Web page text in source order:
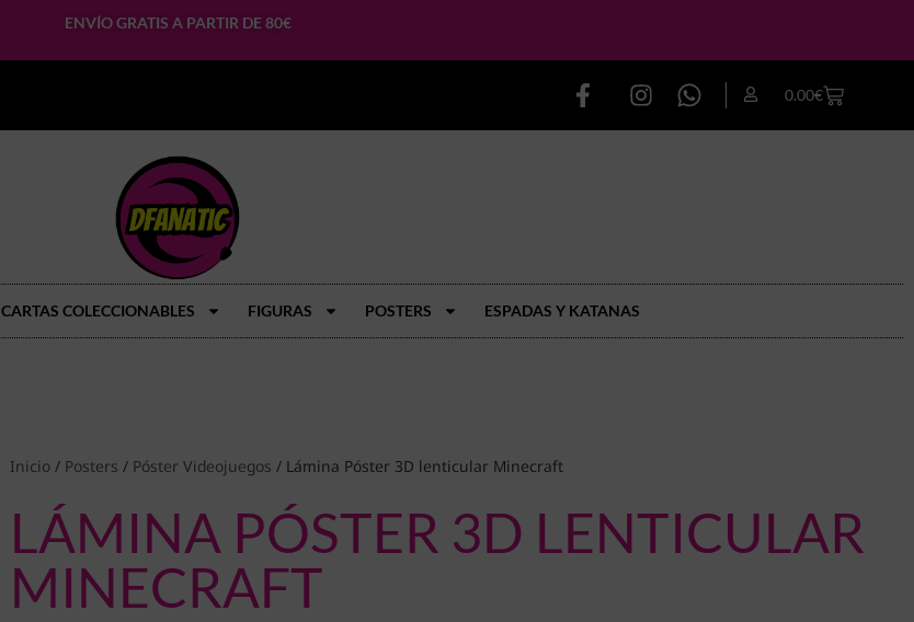
ENVÍO GRATIS A PARTIR DE 80€
0.00€
CARTAS COLECCIONABLES FIGURAS POSTERS ESPADAS Y KATANAS
Inicio/ Posters / Póster Videojuegos / Lámina Póster 3D lenticular Minecraft
LÁMINA PÓSTER 3D LENTICULAR
MINECRAFT